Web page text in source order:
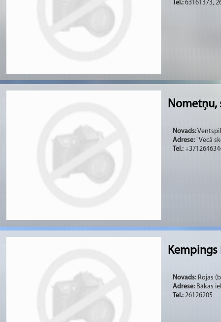
Tel.: 63161373,
Nometņu,
Novads:
Adrese: "Vecā
Tel.:
Kempings
Novads: Rojas
Adrese: Bākas
Tel.: 26126205